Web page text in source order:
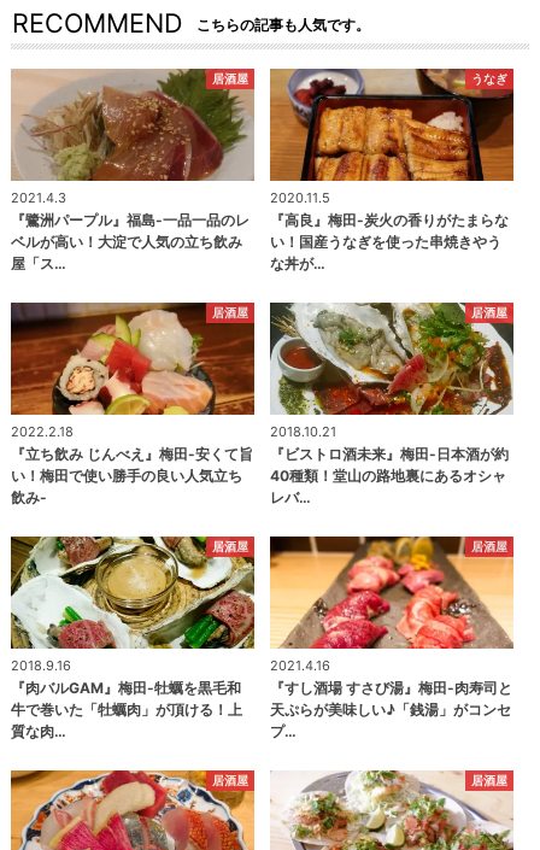
RECOMMEND こちらの記事も人気です。
居酒屋
2021.4.3
『鷺洲パープル』福島-一品一品のレ
ベルが高い！大淀で人気の立ち飲み
屋「ス…
うなぎ
2020.11.5
『高良』梅田-炭火の香りがたまらな
い！国産うなぎを使った串焼きやう
な丼が…
居酒屋
2022.2.18
『立ち飲み じんべえ』梅田-安くて旨
い！梅田で使い勝手の良い人気立ち
飲み-
居酒屋
2018.10.21
『ビストロ酒未来』梅田-日本酒が約
40種類！堂山の路地裏にあるオシャ
レバ…
居酒屋
2018.9.16
『肉バルGAM』梅田-牡蠣を黒毛和
牛で巻いた「牡蠣肉」が頂ける！上
質な肉…
居酒屋
2021.4.16
『すし酒場 すさび湯』梅田-肉寿司と
天ぷらが美味しい♪「銭湯」がコンセ
プ…
居酒屋 居酒屋